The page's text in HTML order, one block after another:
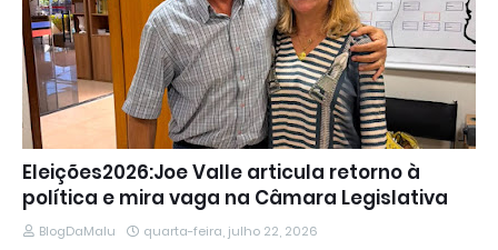
Eleições2026:Joe Valle articula retorno à
política e mira vaga na Câmara Legislativa
BlogDaMalu quarta-feira, julho 22, 2026